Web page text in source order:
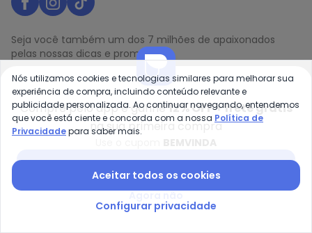
Seja você também um dos 7 milhões de apaixonados
pelas nossas dicas e promoções!
Nome
Digite seu e-mail
Telefone
Receber novidades
de Privacidade
Compre pelo app e ganhe12% OFF + frete grátis
na sua primeira compra
Nós utilizamos cookies e tecnologias similares para melhorar sua
experiência de compra, incluindo conteúdo relevante e
publicidade personalizada. Ao continuar navegando, entendemos
que você está ciente e concorda com a nossa Política de
Privacidadepara saber mais.
Aceitar todos os cookies
Configurar privacidade